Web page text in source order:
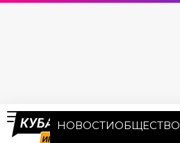
НОВОСТИОБЩЕСТВО